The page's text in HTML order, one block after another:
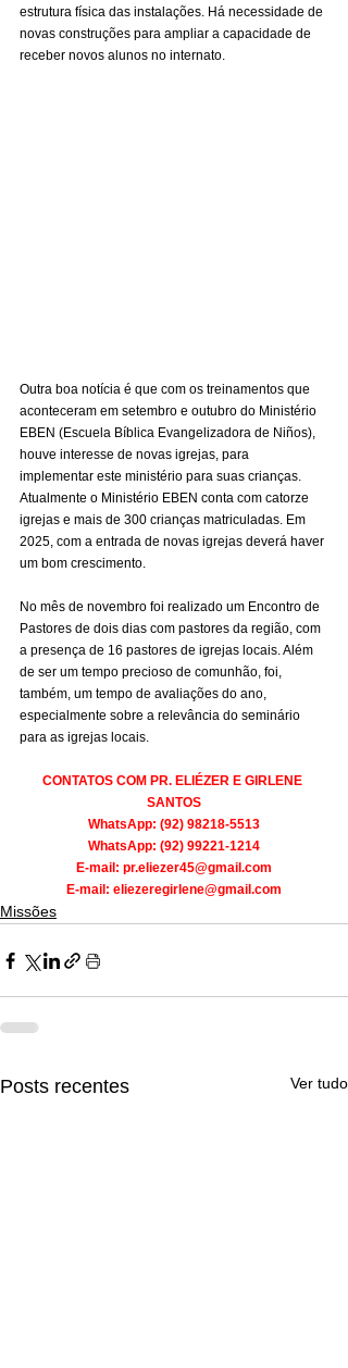
estrutura física das instalações. Há necessidade de
novas construções para ampliar a capacidade de
receber novos alunos no internato.
Outra boa notícia é que com os treinamentos que
aconteceram em setembro e outubro do Ministério
EBEN (Escuela Bíblica Evangelizadora de Niños),
houve interesse de novas igrejas, para
implementar este ministério para suas crianças.
Atualmente o Ministério EBEN conta com catorze
igrejas e mais de 300 crianças matriculadas. Em
2025, com a entrada de novas igrejas deverá haver
um bom crescimento.
No mês de novembro foi realizado um Encontro de
Pastores de dois dias com pastores da região, com
a presença de 16 pastores de igrejas locais. Além
de ser um tempo precioso de comunhão, foi,
também, um tempo de avaliações do ano,
especialmente sobre a relevância do seminário
para as igrejas locais.
CONTATOS COM PR. ELIÉZER E GIRLENE
SANTOS
WhatsApp: (92) 98218-5513
WhatsApp: (92) 99221-1214
E-mail: pr.eliezer45@gmail.com
E-mail: eliezeregirlene@gmail.com
Missões
Posts recentes Ver tudo